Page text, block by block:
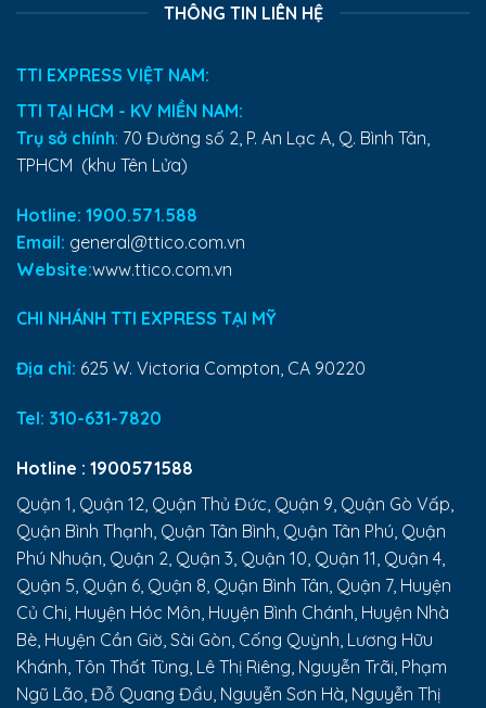
THÔNG TIN LIÊN HỆ
TTI EXPRESS VIỆT NAM:
TTI TẠI HCM - KV MIỀN NAM:
Trụ sở chính: 70 Đường số 2, P. An Lạc A, Q. Bình Tân,
TPHCM (khu Tên Lửa)
Hotline: 1900.571.588
Email: general@ttico.com.vn
Website:www.ttico.com.vn
CHI NHÁNH TTI EXPRESS TẠI MỸ
Địa chỉ: 625 W. Victoria Compton, CA 90220
Tel: 310-631-7820
Hotline : 1900571588
Quận 1, Quận 12, Quận Thủ Đức, Quận 9, Quận Gò Vấp,
Quận Bình Thạnh, Quận Tân Bình, Quận Tân Phú, Quận
Phú Nhuận, Quận 2, Quận 3, Quận 10, Quận 11, Quận 4,
Quận 5, Quận 6, Quận 8, Quận Bình Tân, Quận 7, Huyện
Củ Chi, Huyện Hóc Môn, Huyện Bình Chánh, Huyện Nhà
Bè, Huyện Cần Giờ, Sài Gòn, Cống Quỳnh, Lương Hữu
Khánh, Tôn Thất Tùng, Lê Thị Riêng, Nguyễn Trãi, Phạm
Ngũ Lão, Đỗ Quang Đẩu, Nguyễn Sơn Hà, Nguyễn Thị